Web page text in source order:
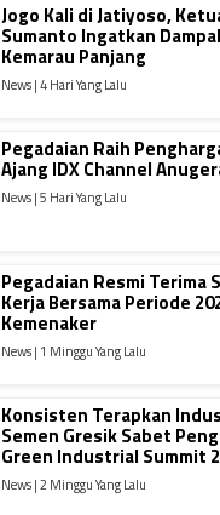
Jogo Kali di Jatiyoso,
Sumanto Ingatkan
Kemarau Panjang
News | 4 Hari Yang Lalu
Pegadaian Raih
Ajang IDX Channel
News | 5 Hari Yang Lalu
Pegadaian Resmi Terima
Kerja Bersama Periode
Kemenaker
News | 1 Minggu Yang Lalu
Konsisten Terapkan
Semen Gresik Sabet
Green Industrial Summit
News | 2 Minggu Yang Lalu